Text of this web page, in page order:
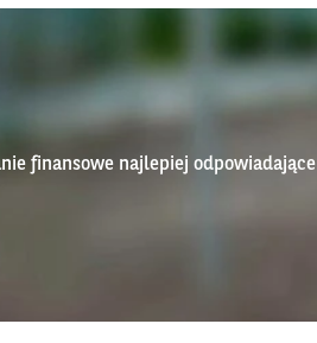
finansowe najlepiej